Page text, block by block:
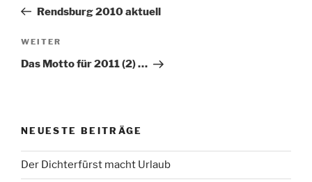
Beitrag
Rendsburg 2010 aktuell
Nächster
Beitrag
WEITER
Das Motto für 2011 (2) …
NEUESTE BEITRÄGE
Der Dichterfürst macht Urlaub